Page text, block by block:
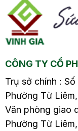
cung tái tạo có
hiểm không?6.
viêm cổ tử…
CÔNG TY CỔ
Trụ sở chính :
Phường Từ
Văn phòng giao
Phường Từ